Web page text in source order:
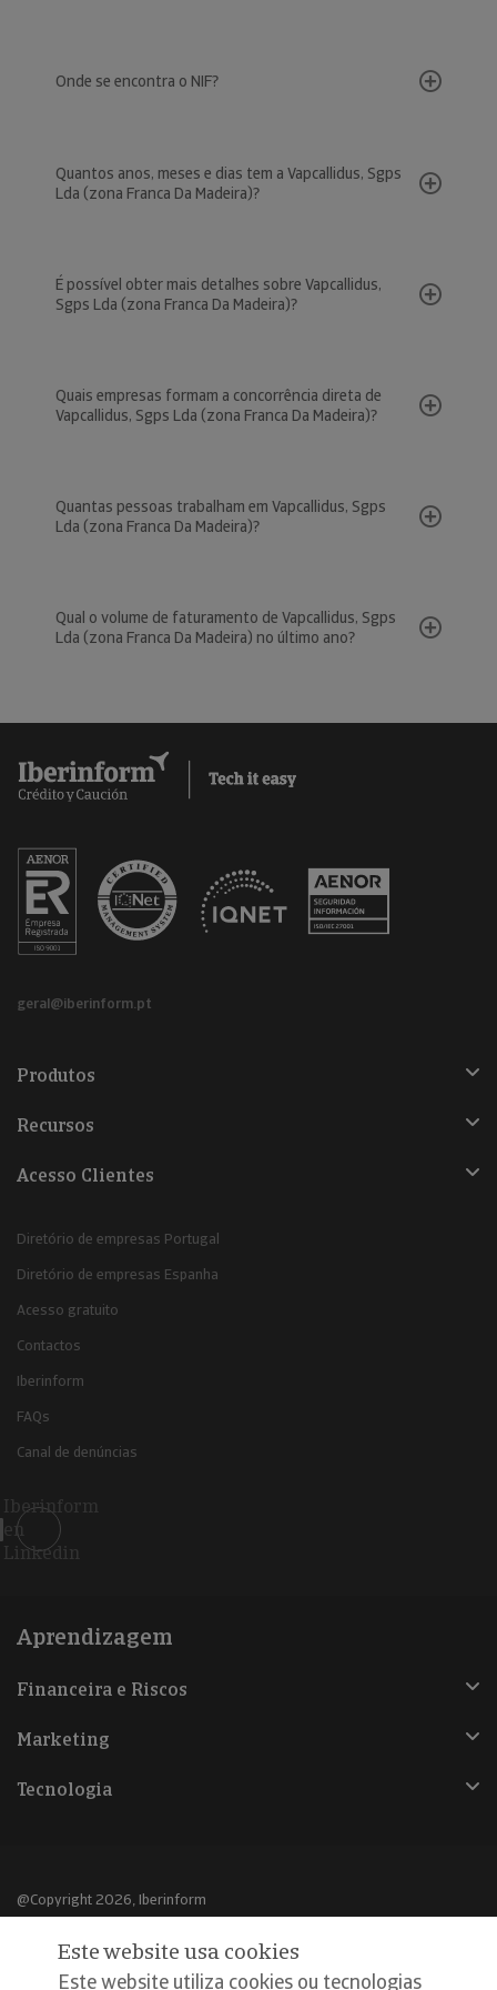
Onde se encontra o NIF?
Quantos anos, meses e dias tem a Vapcallidus, Sgps
Lda (zona Franca Da Madeira)?
É possível obter mais detalhes sobre Vapcallidus,
Sgps Lda (zona Franca Da Madeira)?
Quais empresas formam a concorrência direta de
Vapcallidus, Sgps Lda (zona Franca Da Madeira)?
Quantas pessoas trabalham em Vapcallidus, Sgps
Lda (zona Franca Da Madeira)?
Qual o volume de faturamento de Vapcallidus, Sgps
Lda (zona Franca Da Madeira) no último ano?
geral@iberinform.pt
Produtos
Recursos
Acesso Clientes
Diretório de empresas Portugal
Diretório de empresas Espanha
Acesso gratuito
Contactos
Iberinform
FAQs
Canal de denúncias
Iberinform
en
Linkedin
Aprendizagem
Financeira e Riscos
Marketing
Tecnologia
@Copyright 2026, Iberinform
Aviso legalEste website usa cookies
Este website utiliza cookies ou tecnologias